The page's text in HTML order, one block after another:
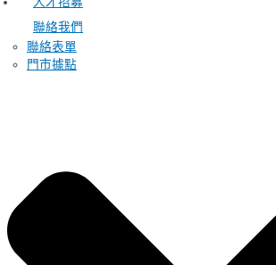
聯絡我們
聯絡表單
門市據點